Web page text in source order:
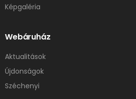
Képgaléria
Webáruház
Aktualitások
Újdonságok
Széchenyi